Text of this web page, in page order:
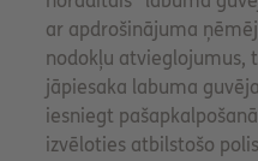
ar apdrošinājuma
nodokļu atvieglojumus,
jāpiesaka labuma
iesniegt
izvēloties atbilstošo